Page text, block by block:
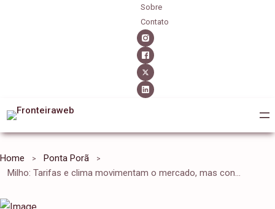
Sobre
Contato
Home
Ponta Porã
Milho: Tarifas e clima movimentam o mercado, mas consumo interno limita preços